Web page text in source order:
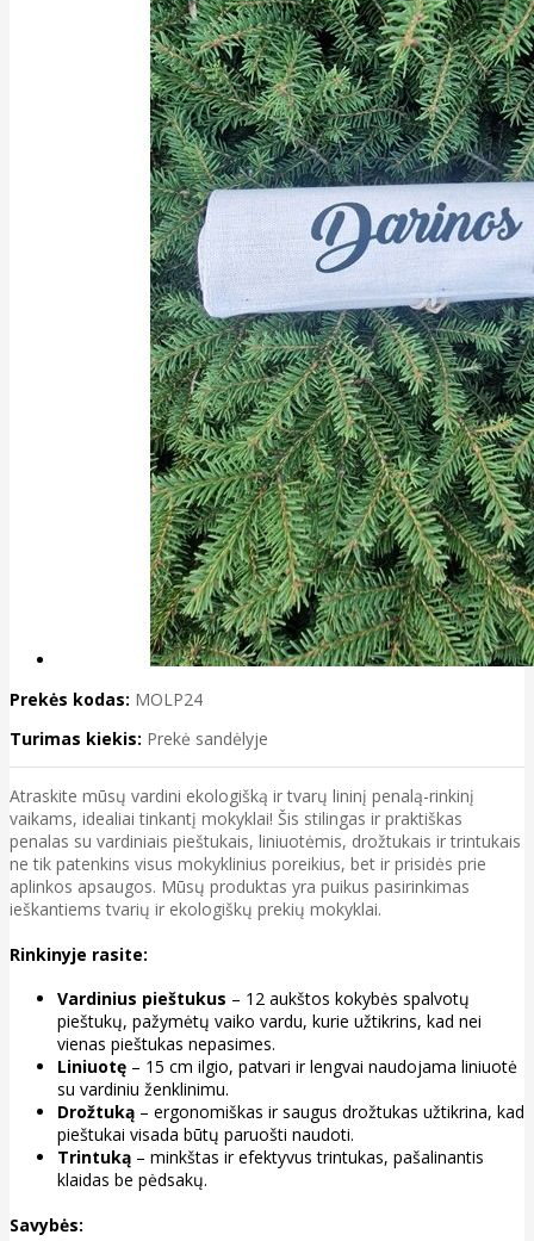
Prekės kodas: MOLP24
Turimas kiekis: Prekė sandėlyje
Atraskite mūsų vardini ekologišką ir tvarų lininį penalą-rinkinį
vaikams, idealiai tinkantį mokyklai! Šis stilingas ir praktiškas
penalas su vardiniais pieštukais, liniuotėmis, drožtukais ir trintukais
ne tik patenkins visus mokyklinius poreikius, bet ir prisidės prie
aplinkos apsaugos. Mūsų produktas yra puikus pasirinkimas
ieškantiems tvarių ir ekologiškų prekių mokyklai.
Rinkinyje rasite:
Vardinius pieštukus – 12 aukštos kokybės spalvotų
pieštukų, pažymėtų vaiko vardu, kurie užtikrins, kad nei
vienas pieštukas nepasimes.
Liniuotę – 15 cm ilgio, patvari ir lengvai naudojama liniuotė
su vardiniu ženklinimu.
Drožtuką – ergonomiškas ir saugus drožtukas užtikrina, kad
pieštukai visada būtų paruošti naudoti.
Trintuką – minkštas ir efektyvus trintukas, pašalinantis
klaidas be pėdsakų.
Savybės: